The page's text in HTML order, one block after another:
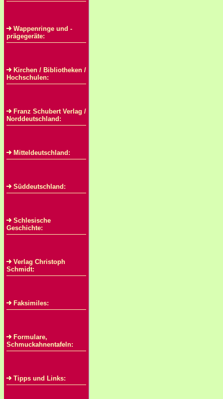
Wappenringe und -
prägegeräte:
Kirchen / Bibliotheken /
Hochschulen:
Franz Schubert Verlag /
Norddeutschland:
Mitteldeutschland:
Süddeutschland:
Schlesische
Geschichte:
Verlag Christoph
Schmidt:
Faksimiles:
Formulare,
Schmuckahnentafeln:
Tipps und Links: